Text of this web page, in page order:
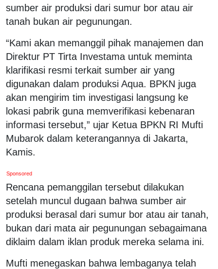
sumber air produksi dari sumur bor atau air
tanah bukan air pegunungan.
“Kami akan memanggil pihak manajemen dan
Direktur PT Tirta Investama untuk meminta
klarifikasi resmi terkait sumber air yang
digunakan dalam produksi Aqua. BPKN juga
akan mengirim tim investigasi langsung ke
lokasi pabrik guna memverifikasi kebenaran
informasi tersebut,” ujar Ketua BPKN RI Mufti
Mubarok dalam keterangannya di Jakarta,
Kamis.
Sponsored
Rencana pemanggilan tersebut dilakukan
setelah muncul dugaan bahwa sumber air
produksi berasal dari sumur bor atau air tanah,
bukan dari mata air pegunungan sebagaimana
diklaim dalam iklan produk mereka selama ini.
Mufti menegaskan bahwa lembaganya telah